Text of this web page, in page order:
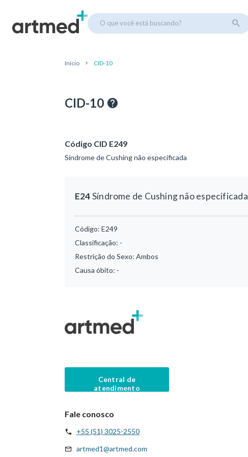
O que você está buscando?
Início CID-10
CID-10
Código CID E249
Síndrome de Cushing não especificada
E24Síndrome de Cushing não especificada
Código: E249
Classificação: -
Restrição do Sexo: Ambos
Causa óbito: -
Central de
atendimento
Fale conosco
+55 (51) 3025-2550
artmed1@artmed.com